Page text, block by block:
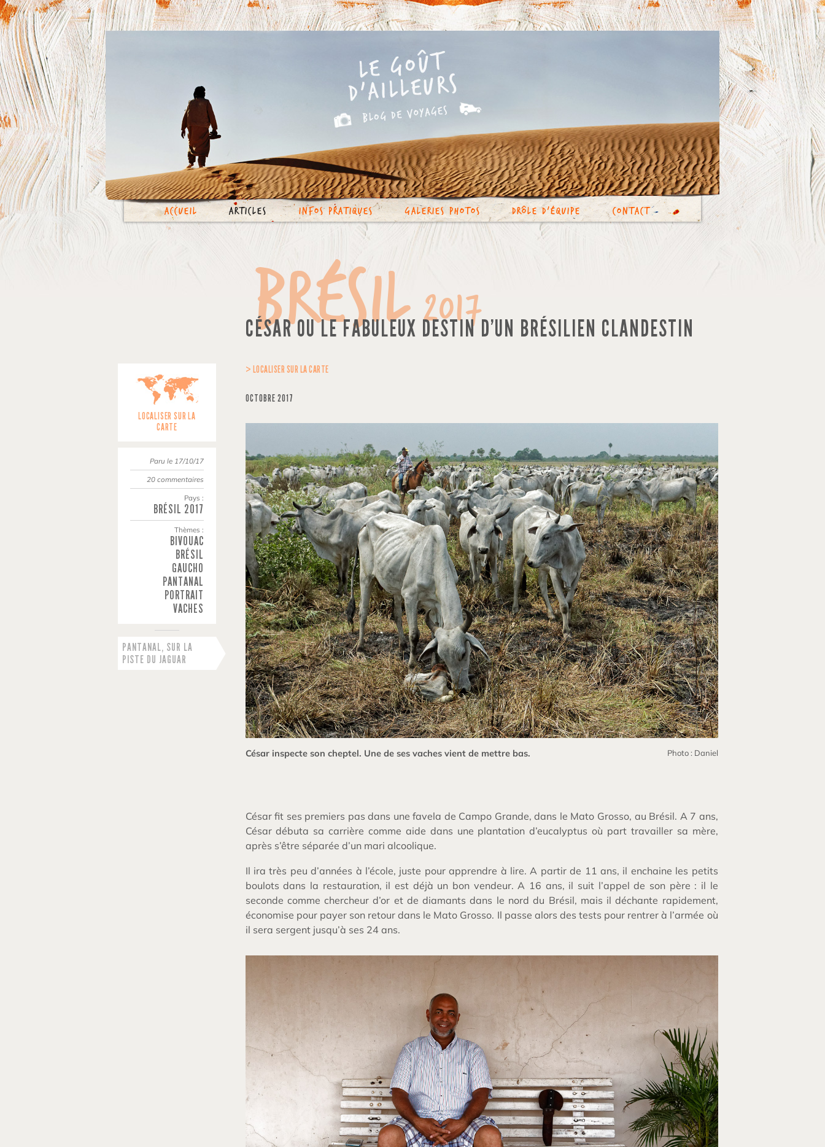
Accueil Articles Infos Pratiques Galeries photos Drôle d’équipe Contact
LOCALISER SUR LA
CARTE
Paru le 17/10/17
20 commentaires
Pays :
BRÉSIL 2017
Thèmes :
BIVOUAC
BRÉSIL
GAUCHO
PANTANAL
PORTRAIT
VACHES
PANTANAL, SUR LA
PISTE DU JAGUAR
Brésil2017
CÉSAR OU LE FABULEUX DESTIN D’UN BRÉSILIEN CLANDESTIN
> LOCALISER SUR LA CARTE
OCTOBRE 2017
César inspecte son cheptel. Une de ses vaches vient de mettre bas. Photo : Daniel
César fit ses premiers pas dans une favela de Campo Grande, dans le Mato Grosso, au Brésil. A 7 ans,
César débuta sa carrière comme aide dans une plantation d’eucalyptus où part travailler sa mère,
après s’être séparée d’un mari alcoolique.
Il ira très peu d’années à l’école, juste pour apprendre à lire. A partir de 11 ans, il enchaine les petits
boulots dans la restauration, il est déjà un bon vendeur. A 16 ans, il suit l’appel de son père : il le
seconde comme chercheur d’or et de diamants dans le nord du Brésil, mais il déchante rapidement,
économise pour payer son retour dans le Mato Grosso. Il passe alors des tests pour rentrer à l’armée où
il sera sergent jusqu’à ses 24 ans.